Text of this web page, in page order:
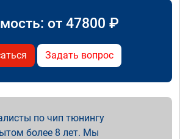
от 47800 ₽
Задать вопрос
по чип тюнингу
более 8 лет. Мы